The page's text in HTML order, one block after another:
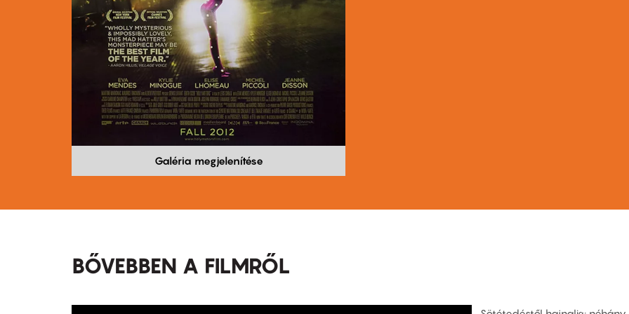
Galéria megjelenítése
BŐVEBBEN A FILMRŐL